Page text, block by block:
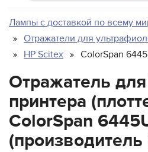
Лампы с доставкой по всему
Отражатели для
HP Scitex
ColorSpan
Отражатель
принтера
ColorSpan